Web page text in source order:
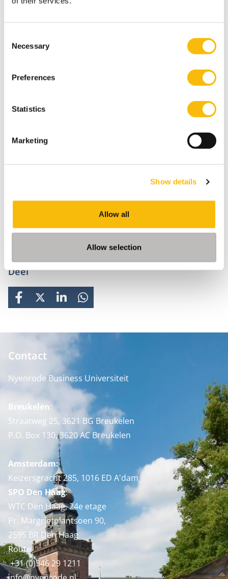
Selection
Necessary
Preferences
Statistics
Marketing
Show details
Allow all
Allow selection
daarvoor zijn indrukwekkende internationale
Nog tot op het allerlaatste moment bemoeide hij zich
ventileren over de ontwikkeling van sport en bestuur.
Op het moment van schrijven van deze memoriam,
ben ik onderweg naar Beijing om te praten met een
lokale universiteit over mogelijke samenwerking met
We gaan hem zeker
missen.
Deel
FACEBOOK
X LINKEDINWHATSAPP
Contact
Nyenrode Business Universiteit
Breukelen:
Straatweg 25, 3621 BG Breukelen
P.O. Box 130, 3620 AC Breukelen
Amsterdam:
Keizersgracht 285, 1016 ED A'dam
SPO Den Haag:
WTC Den Haag, 24e etage
Pr. Margrietplantsoen 90,
2595 BR Den Haag
Route
+31 (0)346 29 1211